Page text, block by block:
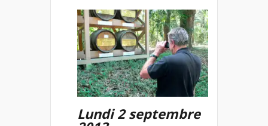
Lundi 2 septembre